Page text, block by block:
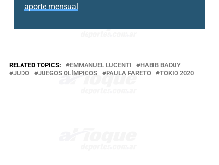
aporte mensual
RELATED TOPICS: EMMANUEL LUCENTI
HABIB BADUY
JUDO
JUEGOS OLÍMPICOS PAULA PARETO TOKIO 2020